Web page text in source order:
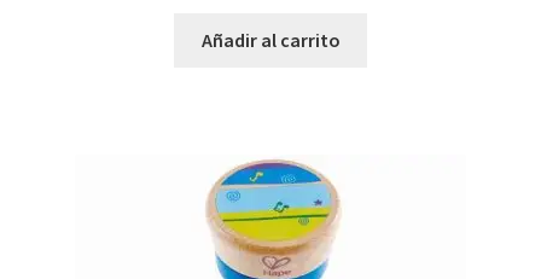
Añadir al carrito